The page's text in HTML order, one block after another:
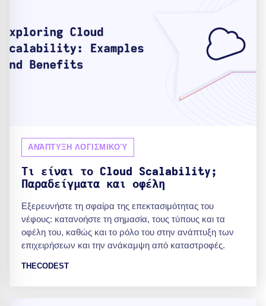
ΑΝΆΠΤΥΞΗ ΛΟΓΙΣΜΙΚΟΎ
Τι είναι το Cloud Scalability;
Παραδείγματα και οφέλη
Εξερευνήστε τη σφαίρα της επεκτασιμότητας του
νέφους: κατανοήστε τη σημασία, τους τύπους και τα
οφέλη του, καθώς και το ρόλο του στην ανάπτυξη των
επιχειρήσεων και την ανάκαμψη από καταστροφές.
THECODEST